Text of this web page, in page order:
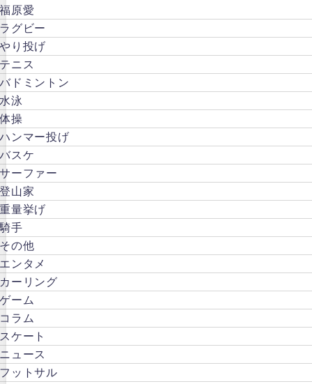
原愛
グビー
り投げ
ニス
ドミントン
泳
操
ンマー投げ
スケ
ーファー
山家
量挙げ
手
の他
ンタメ
ーリング
ーム
ラム
ケート
ュース
ットサル